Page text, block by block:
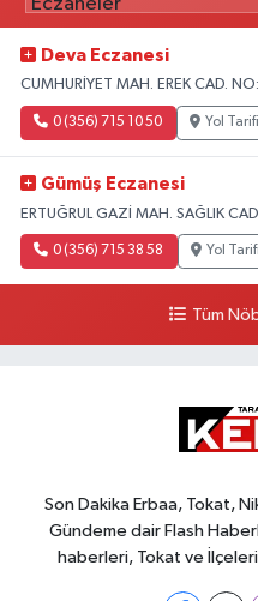
Deva Eczanesi
CUMHURİYET MAH. EREK CAD.
0 (356) 715 10 50 Yol
Gümüş Eczanesi
ERTUĞRUL GAZİ MAH. SAĞLIK
0 (356) 715 38 58 Yol
Tüm
Son Dakika Erbaa, Tokat,
Gündeme dair Flash
haberleri, Tokat ve